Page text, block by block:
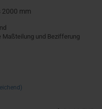
2000 mm
und Bezifferung